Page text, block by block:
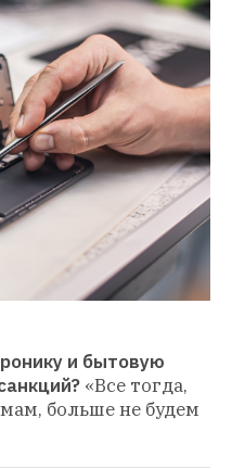
и бытовую
«Все тогда,
больше не будем